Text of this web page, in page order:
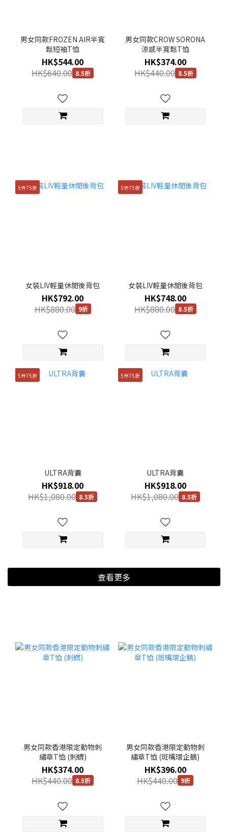
男女同款FROZEN AIR半寬
鬆短袖T恤
HK$544.00
HK$640.00 8.5折
男女同款CROW SORONA
涼感半寬鬆T恤
HK$374.00
HK$440.00 8.5折
5件75折
女裝LIV輕量休閒後背包
HK$792.00
HK$880.00 9折
5件75折
女裝LIV輕量休閒後背包
HK$748.00
HK$880.00 8.5折
5件75折
ULTRA背囊
HK$918.00
HK$1,080.00 8.5折
5件75折
ULTRA背囊
HK$918.00
HK$1,080.00 8.5折
查看更多
男女同款香港限定動物刺
繡章T恤 (刺蝟)
HK$374.00
HK$440.00 8.5折
男女同款香港限定動物刺
繡章T恤 (斑嘴環企鵝)
HK$396.00
HK$440.00 9折